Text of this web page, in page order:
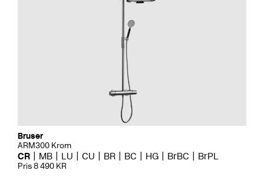
Bruser
ARM300 Krom
CR MB LU CU BR BC HG BrBC BrPL
Pris 8 490 KR